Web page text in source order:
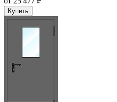
Купить